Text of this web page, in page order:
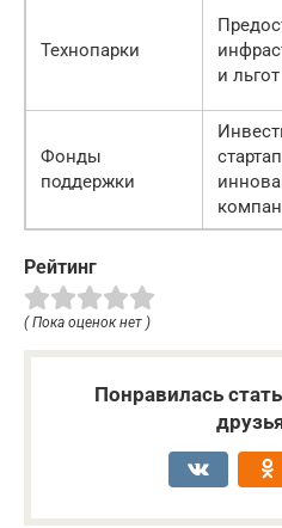
Технопарки
и льгот
Фонды
поддержки
Рейтинг
( Пока оценок нет )
Понравилась